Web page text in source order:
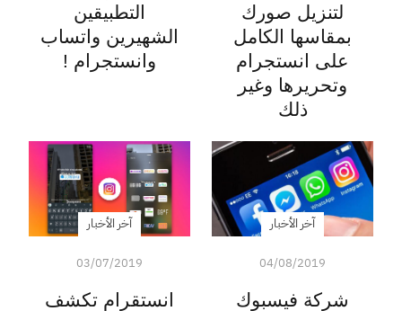
لتنزيل صورك
بمقاسها الكامل
على انستجرام
وتحريرها وغير
ذلك
التطبيقين
الشهيرين واتساب
وانستجرام !
آخر الأخبار
04/08/2019
شركة فيسبوك
آخر الأخبار
03/07/2019
انستقرام تكشف